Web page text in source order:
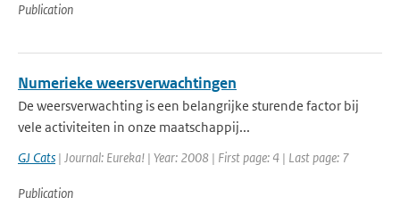
Publication
Numerieke weersverwachtingen
De weersverwachting is een belangrijke sturende factor bij
vele activiteiten in onze maatschappij...
GJ Cats | Journal: Eureka! | Year: 2008 | First page: 4 | Last page: 7
Publication